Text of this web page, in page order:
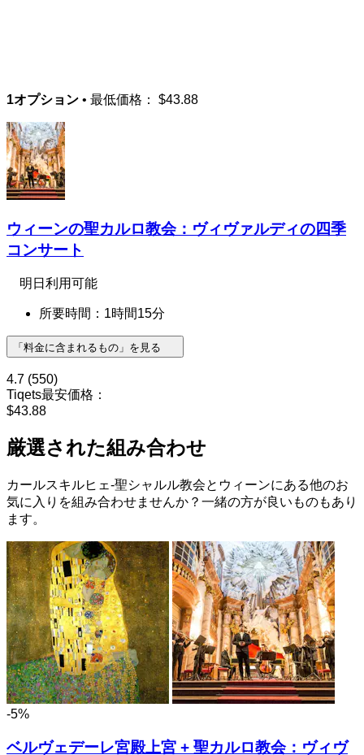
1オプション • 最低価格： $43.88
ウィーンの聖カルロ教会：ヴィヴァルディの四季
コンサート
明日利用可能
所要時間：1時間15分
「料金に含まれるもの」を見る
4.7 (550)
Tiqets最安価格：
$43.88
厳選された組み合わせ
カールスキルヒェ-聖シャルル教会とウィーンにある他のお
気に入りを組み合わせませんか？一緒の方が良いものもあり
ます。
-5%
ベルヴェデーレ宮殿上宮 + 聖カルロ教会：ヴィヴ